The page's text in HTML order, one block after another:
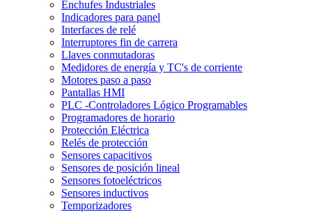
Enchufes Industriales
Indicadores para panel
Interfaces de relé
Interruptores fin de carrera
Llaves conmutadoras
Medidores de energía y TC's de corriente
Motores paso a paso
Pantallas HMI
PLC -Controladores Lógico Programables
Programadores de horario
Protección Eléctrica
Relés de protección
Sensores capacitivos
Sensores de posición lineal
Sensores fotoeléctricos
Sensores inductivos
Temporizadores